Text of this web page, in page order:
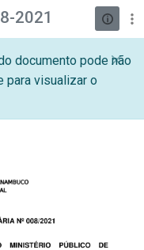
2021
documento pode não
para visualizar o